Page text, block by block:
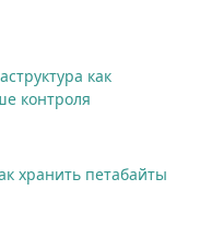
как
контроля
хранить петабайты